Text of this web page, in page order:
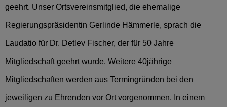
geehrt. Unser Ortsvereinsmitglied, die ehemalige
Regierungspräsidentin Gerlinde Hämmerle, sprach die
Laudatio für Dr. Detlev Fischer, der für 50 Jahre
Mitgliedschaft geehrt wurde. Weitere 40jährige
Mitgliedschaften werden aus Termingründen bei den
jeweiligen zu Ehrenden vor Ort vorgenommen. In einem